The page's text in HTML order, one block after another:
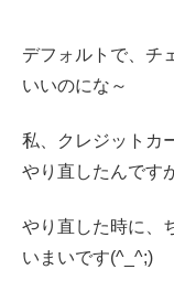
デフォルトで、チ
いいのにな～
私、クレジットカ
やり直したんです
やり直した時に、
いまいです(^_^;)